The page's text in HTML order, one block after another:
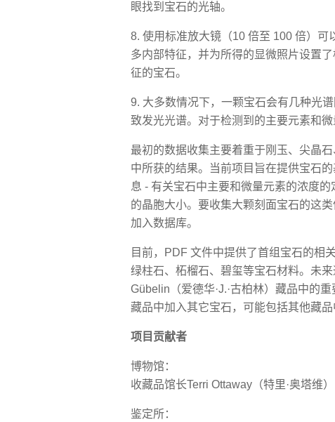
眼找到宝石的光轴。
8. 使用标准放大镜（10 倍至 100 倍）
多内部特征，并为所得的显微照片设置
征的宝石。
9. 大多数情况下，一颗宝石会有几种光
致发光光谱。对于检测到的主要元素和
最初的数据收集主要着重于刚玉、尖晶
中所获的结果。当前项目旨在提供宝石
息 - 有关宝石中主要和微量元素的浓度
的晶胞大小。要收集大颗刻面宝石的这
加入数据库。
目前，PDF 文件中提供了首组宝石的相
绿柱石、柘榴石、碧玺等宝石材料。未
Gübelin（爱德华·J.·古柏林）藏品中的
藏品中加入其它宝石，可能包括其他藏
项目贡献者
博物馆：
收藏品馆长Terri Ottaway（特里·奥塔维）
鉴定所：